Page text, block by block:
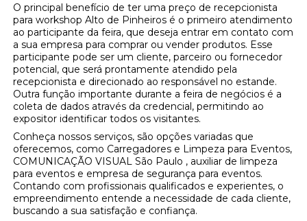
O principal benefício de ter uma preço de recepcionista
para workshop Alto de Pinheiros é o primeiro atendimento
ao participante da feira, que deseja entrar em contato com
a sua empresa para comprar ou vender produtos. Esse
participante pode ser um cliente, parceiro ou fornecedor
potencial, que será prontamente atendido pela
recepcionista e direcionado ao responsável no estande.
Outra função importante durante a feira de negócios é a
coleta de dados através da credencial, permitindo ao
expositor identificar todos os visitantes.
Conheça nossos serviços, são opções variadas que
oferecemos, como Carregadores e Limpeza para Eventos,
COMUNICAÇÃO VISUAL São Paulo , auxiliar de limpeza
para eventos e empresa de segurança para eventos.
Contando com profissionais qualificados e experientes, o
empreendimento entende a necessidade de cada cliente,
buscando a sua satisfação e confiança.